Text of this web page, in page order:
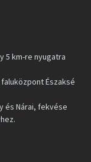
5 km-re nyugatra
Északsé
és Nárai, fekvése